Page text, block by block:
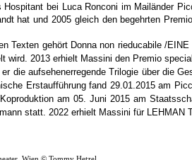
Hospitant bei Luca Ronconi im Mailänder
hat und 2005 gleich den begehrten
Texten gehört Donna non rieducabile /
wird. 2013 erhielt Massini den Premio
die aufsehenerregende Trilogie über die
Erstaufführung fand 29.01.2015 am
am 05. Juni 2015 am
statt. 2022 erhielt Massini für LEHMAN